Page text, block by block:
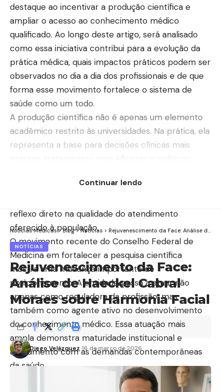
destaque ao incentivar a produção científica e
ampliar o acesso ao conhecimento médico
qualificado. Ao longo deste artigo, será analisado
como essa iniciativa contribui para a evolução da
prática médica, quais impactos práticos podem ser
observados no dia a dia dos profissionais e de que
forma esse movimento fortalece o sistema de
saúde como um todo.
A produção científica não é apenas um elemento
acadêmico restrito às universidades. Na prática, ela
representa a base para decisões clínicas mais
instituições médicas estimulam a pesquisa, o
reflexo direto na qualidade do atendimento
oferecido à população.
O movimento recente do Conselho Federal de
Medicina em fortalecer a pesquisa científica
mostra uma mudança importante de
posicionamento. A entidade passa a atuar não
apenas como reguladora da profissão, mas
também como agente ativo no desenvolvimento
do conhecimento médico. Essa atuação mais
ampla demonstra maturidade institucional e
alinhamento com as demandas contemporâneas
da saúde.
Na prática, incentivar a produção científica significa
Continuar lendo
Notícias Médicas >Blog>Notícias > Rejuvenescimento da Face: Análise de Haeckel Cabral Moraes sobre Harmonia Facial
NOTÍCIAS
Rejuvenescimento da Face:
Análise de Haeckel Cabral
Moraes sobre Harmonia Facial
Diego Velázquez 16 de março de 2026